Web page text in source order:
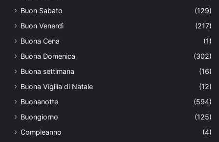
Buon Sabato
(129)
Buon Venerdì
(217)
Buona Cena
(1)
Buona Domenica
(302)
Buona settimana
(16)
Buona Vigilia di Natale
(12)
Buonanotte
(594)
Buongiorno
(125)
Compleanno
(4)